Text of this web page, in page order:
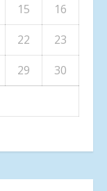
15
16
22
23
29
30